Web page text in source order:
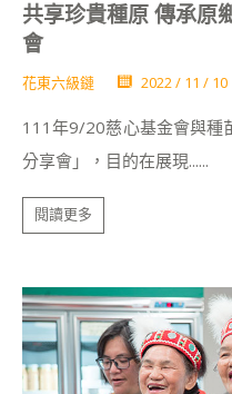
共享珍貴種原 傳承原
會
花東六級鏈 2022 / 11 / 10
111年9/20慈心基金會與種
分享會」，目的在展現......
閱讀更多